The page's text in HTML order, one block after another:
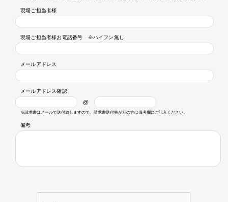
現場ご担当者様
現場ご担当者様お電話番号 ※ハイフン無し
メールアドレス
メールアドレス確認
※請求書はメールで送付致しますので、請求書送付先が別の方は備考欄にご記入ください。
備考